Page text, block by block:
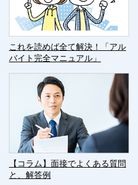
これを読めば全て解決！「アル
バイト完全マニュアル」
【コラム】面接でよくある質問
と、解答例